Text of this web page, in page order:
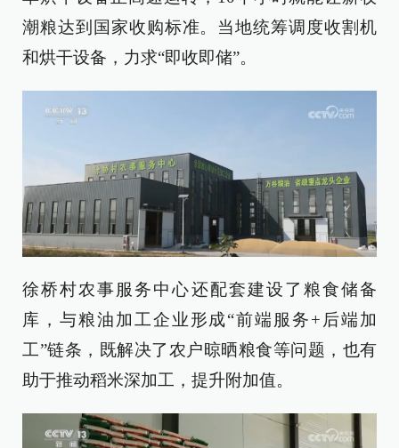
潮粮达到国家收购标准。当地统筹调度收割机
和烘干设备，力求“即收即储”。
徐桥村农事服务中心还配套建设了粮食储备
库，与粮油加工企业形成“前端服务+后端加
工”链条，既解决了农户晾晒粮食等问题，也有
助于推动稻米深加工，提升附加值。